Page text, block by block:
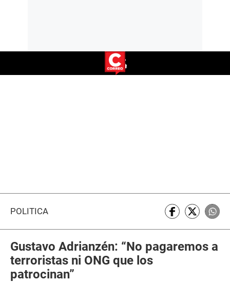
POLÍTICA
Gustavo Adrianzén: “No pagaremos a
terroristas ni ONG que los
patrocinan”